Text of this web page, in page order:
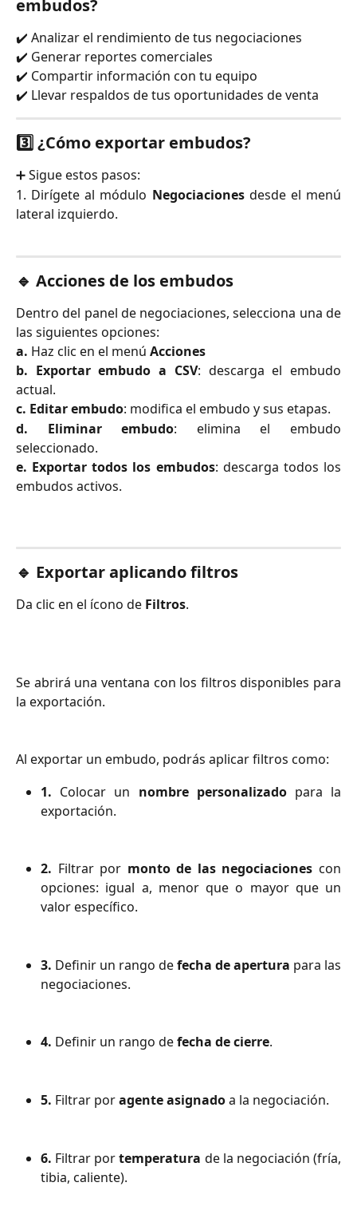
embudos?
✔️ Analizar el rendimiento de tus negociaciones
✔️ Generar reportes comerciales
✔️ Compartir información con tu equipo
✔️ Llevar respaldos de tus oportunidades de venta
3️⃣ ¿Cómo exportar embudos?
➕ Sigue estos pasos:
1. Dirígete al módulo Negociacionesdesde el menú
lateral izquierdo.
🔹 Acciones de los embudos
Dentro del panel de negociaciones, selecciona una de
las siguientes opciones:
a. Haz clic en el menú Acciones
b. Exportar embudo a CSV: descarga el embudo
actual.
c. Editar embudo: modifica el embudo y sus etapas.
d. Eliminar embudo: elimina el embudo
seleccionado.
e. Exportar todos los embudos: descarga todos los
embudos activos.
🔹 Exportar aplicando filtros
Da clic en el ícono de Filtros.
Se abrirá una ventana con los filtros disponibles para
la exportación.
Al exportar un embudo, podrás aplicar filtros como:
1. Colocar un nombre personalizadopara la
exportación.
2. Filtrar por monto de las negociaciones con
opciones: igual a, menor que o mayor que un
valor específico.
3. Definir un rango defecha de apertura para las
negociaciones.
4. Definir un rango defecha de cierre.
5. Filtrar poragente asignadoa la negociación.
6. Filtrar portemperatura de la negociación (fría,
tibia, caliente).